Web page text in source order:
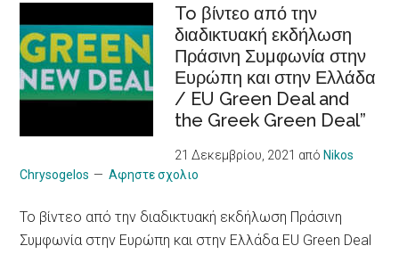
of
people
with
chronic
Illness
φιλικών
στον
τουρισμό
πόλεων
για
πιο
υπεύθυνο
μοντέλο
10
principles
To βίντεο από την
διαδικτυακή εκδήλωση
Πράσινη Συμφωνία στην
Ευρώπη και στην Ελλάδα
/ EU Green Deal and
the Greek Green Deal”
21 Δεκεμβρίου, 2021 από Nikos
Chrysogelos
Αφηστε σχολιο
To βίντεο από την διαδικτυακή εκδήλωση Πράσινη
Συμφωνία στην Ευρώπη και στην Ελλάδα EU Green Deal